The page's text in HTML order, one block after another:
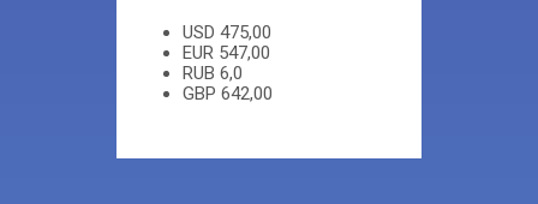
USD 475,00
EUR 547,00
RUB 6,0
GBP 642,00